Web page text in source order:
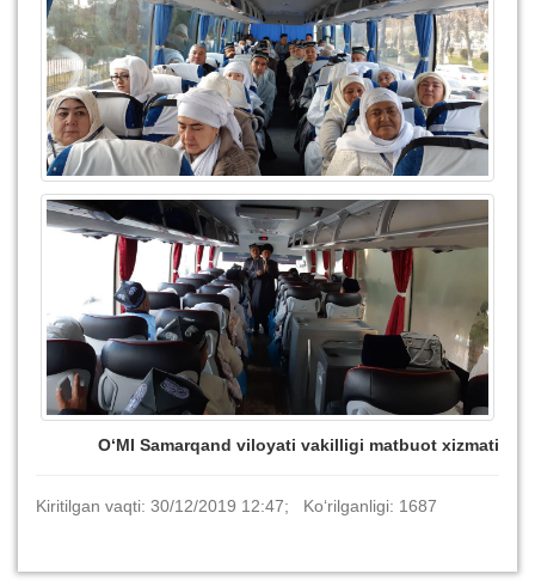
O‘MI Samarqand viloyati vakilligi matbuot xizmati
Kiritilgan vaqti: 30/12/2019 12:47; Ko‘rilganligi: 1687